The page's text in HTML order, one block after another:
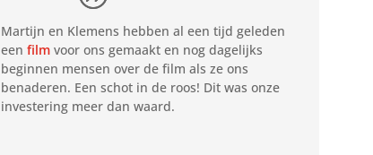
Martijn en Klemens hebben al een tijd geleden
een filmvoor ons gemaakt en nog dagelijks
beginnen mensen over de film als ze ons
benaderen. Een schot in de roos! Dit was onze
investering meer dan waard.